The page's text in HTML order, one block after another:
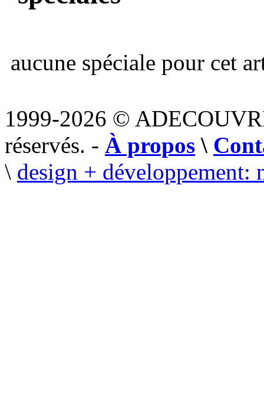
aucune spéciale pour cet
1999-2026 ©
réservés. - À propos \
\ design + développement: